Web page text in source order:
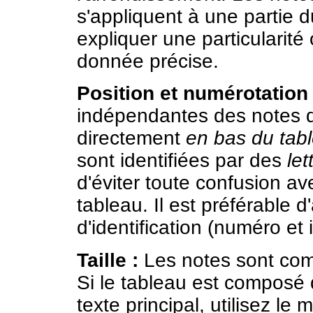
s'appliquent à une partie
expliquer une
donnée précise.
Position et numérotation
indépendantes des notes
directement en bas du
sont identifiées par des
d'éviter toute confusion
tableau. Il est préférable
d'identification (numéro et
Taille : Les notes sont
Si le tableau est
texte principal, utilisez le